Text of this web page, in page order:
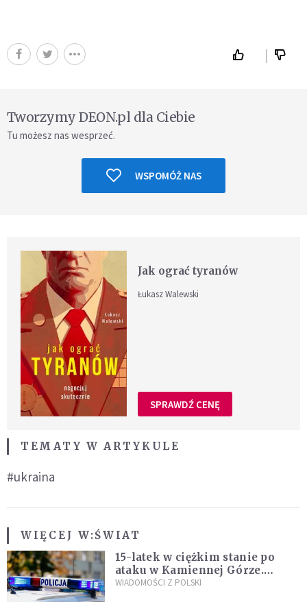
Tworzymy DEON.pl dla Ciebie
Tu możesz nas wesprzeć.
WSPOMÓŻ NAS
Jak ograć tyranów
Łukasz Walewski
SPRAWDŹ CENĘ
TEMATY W ARTYKULE
#ukraina
WIĘCEJ W:ŚWIAT
15-latek w ciężkim stanie po
ataku w Kamiennej Górze.
Policja zatrzymała dwóch
WIADOMOŚCI Z POLSKI